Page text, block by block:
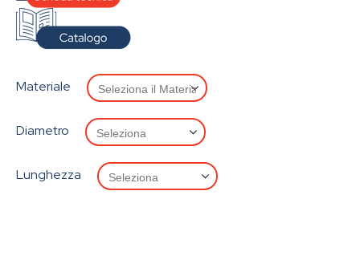
Materiale
Diametro
Lunghezza